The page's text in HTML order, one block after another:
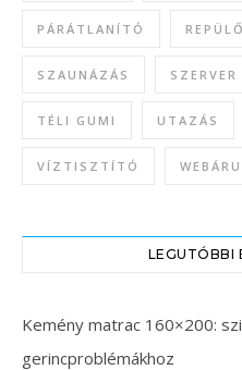
PÁRÁTLANÍTÓ
SZAUNÁZÁS SZERVER
TÉLI GUMI UTAZÁS
VÍZTISZTÍTÓ
LEGUTÓBBI
Kemény matrac 160×200:
gerincproblémákhoz